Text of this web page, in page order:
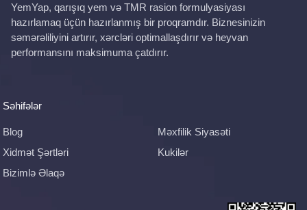
YemYap, qarışıq yem və TMR rasion formulyasiyası
hazırlamaq üçün hazırlanmış bir proqramdır. Biznesinizin
səmərəliliyini artırır, xərcləri optimallaşdırır və heyvan
performansını maksimuma çatdırır.
Səhifələr
Blog
Məxfilik Siyasəti
Xidmət Şərtləri
Kukilər
Bizimlə Əlaqə